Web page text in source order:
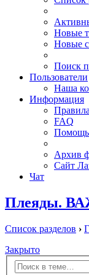
Новые
Новые
Поиск
Пользователи
Наша
Информация
FAQ
Помощь
Архив
Сайт
Чат
Плеяды.
Список разделов ›
Закрыто